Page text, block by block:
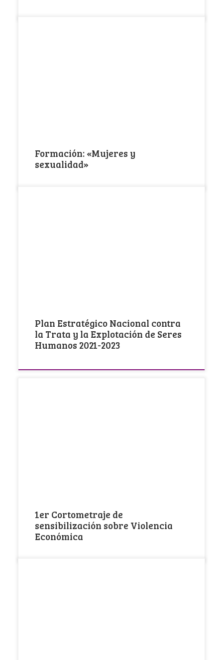
Formación: «Mujeres y
sexualidad»
Plan Estratégico Nacional contra
la Trata y la Explotación de Seres
Humanos 2021-2023
1er Cortometraje de
sensibilización sobre Violencia
Económica